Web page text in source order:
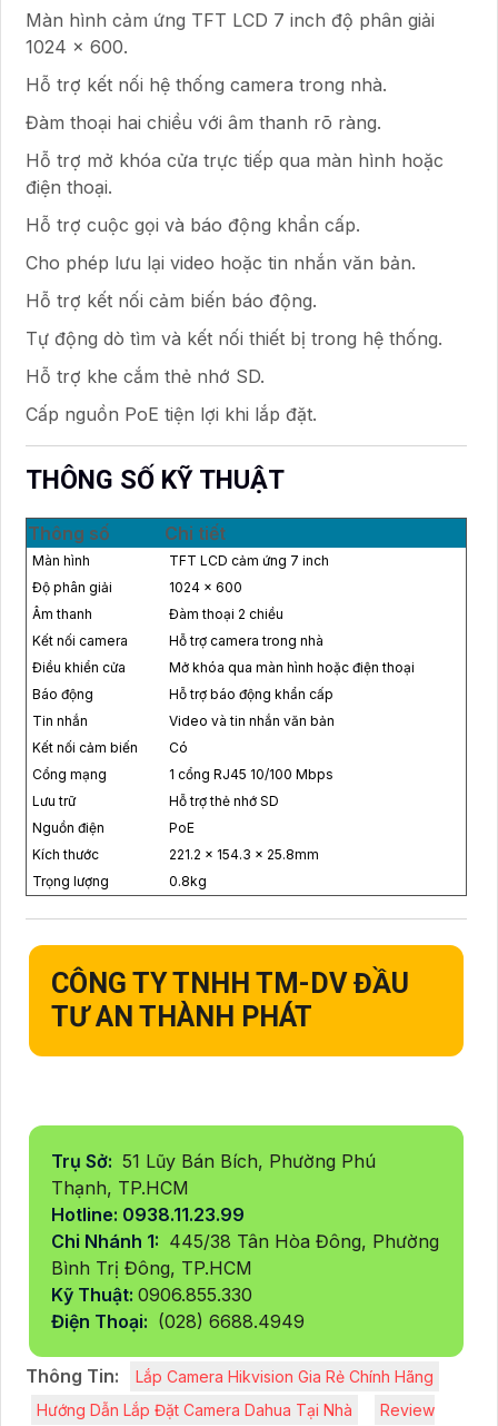
Màn hình cảm ứng TFT LCD 7 inch độ phân giải
1024 × 600.
Hỗ trợ kết nối hệ thống camera trong nhà.
Đàm thoại hai chiều với âm thanh rõ ràng.
Hỗ trợ mở khóa cửa trực tiếp qua màn hình hoặc
điện thoại.
Hỗ trợ cuộc gọi và báo động khẩn cấp.
Cho phép lưu lại video hoặc tin nhắn văn bản.
Hỗ trợ kết nối cảm biến báo động.
Tự động dò tìm và kết nối thiết bị trong hệ thống.
Hỗ trợ khe cắm thẻ nhớ SD.
Cấp nguồn PoE tiện lợi khi lắp đặt.
THÔNG SỐ KỸ THUẬT
Thông số Chi tiết
Màn hình
TFT LCD cảm ứng 7 inch
Độ phân giải
1024 × 600
Âm thanh
Đàm thoại 2 chiều
Kết nối camera
Hỗ trợ camera trong nhà
Điều khiển cửa
Mở khóa qua màn hình hoặc điện thoại
Báo động
Hỗ trợ báo động khẩn cấp
Tin nhắn
Video và tin nhắn văn bản
Kết nối cảm biến
Có
Cổng mạng
1 cổng RJ45 10/100 Mbps
Lưu trữ
Hỗ trợ thẻ nhớ SD
Nguồn điện
PoE
Kích thước
221.2 × 154.3 × 25.8mm
Trọng lượng
0.8kg
CÔNG TY TNHH TM-DV ĐẦU
TƯ AN THÀNH PHÁT
Trụ Sở: 51 Lũy Bán Bích, Phường Phú
Thạnh, TP.HCM
Hotline: 0938.11.23.99
Chi Nhánh 1: 445/38 Tân Hòa Đông, Phường
Bình Trị Đông, TP.HCM
Kỹ Thuật: 0906.855.330
Điện Thoại: (028) 6688.4949
Thông Tin:
Lắp Camera Hikvision Gia Rẻ Chính Hãng
Hướng Dẫn Lắp Đặt Camera Dahua Tại Nhà
Review